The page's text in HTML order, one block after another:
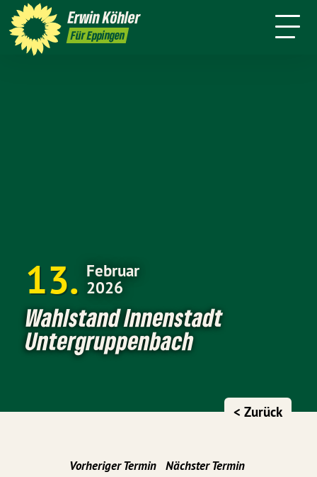
ErwinKöhler
Für Eppingen
Leichte Sprache
Wahlkreis
13
Februar
2026
Wahlstand Innenstadt
Untergruppenbach
< Zurück
Vorheriger Termin Nächster Termin